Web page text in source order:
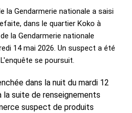
la Gendarmerie nationale a saisi
dans le quartier Koko à
la Gendarmerie nationale
14 mai 2026. Un suspect a été
se poursuit.
dans la nuit du mardi 12
la suite de renseignements
suspect de produits